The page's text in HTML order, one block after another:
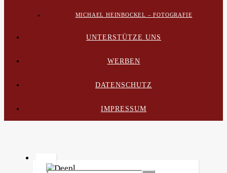
MICHAEL HEINBOCKEL – FOTOGRAFIE
UNTERSTÜTZE UNS
WERBEN
DATENSCHUTZ
IMPRESSUM